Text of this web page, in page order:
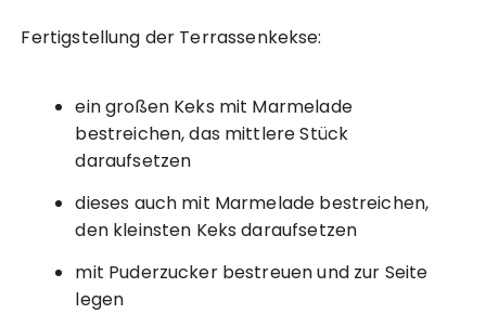
Fertigstellung der Terrassenkekse:
ein großen Keks mit Marmelade
bestreichen, das mittlere Stück
daraufsetzen
dieses auch mit Marmelade bestreichen,
den kleinsten Keks daraufsetzen
mit Puderzucker bestreuen und zur Seite
legen